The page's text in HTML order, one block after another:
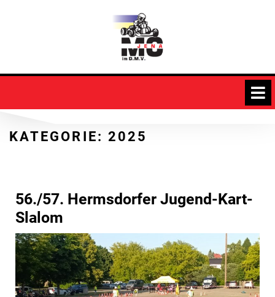
KATEGORIE: 2025
56./57. Hermsdorfer Jugend-Kart-
Slalom